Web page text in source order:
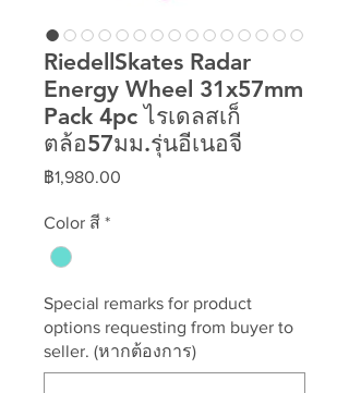
RiedellSkates Radar
Energy Wheel 31x57mm
Pack 4pc ไรเดลสเก็
ตล้อ57มม.รุ่นอีเนอจี
฿1,980.00
Color สี *
Special remarks for product
options requesting from buyer to
seller. (หากต้องการ)